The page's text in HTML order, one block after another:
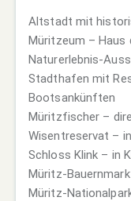
Altstadt mit
Müritzeum – Haus
Naturerlebnis-
Stadthafen mit
Bootsankünften
Müritzfischer –
Wisentreservat –
Schloss Klink – in
Müritz-
Müritz-